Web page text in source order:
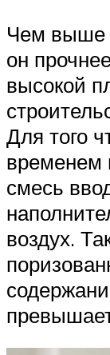
Чем выше
он
высокой
Для того
временем
смесь
воздух.